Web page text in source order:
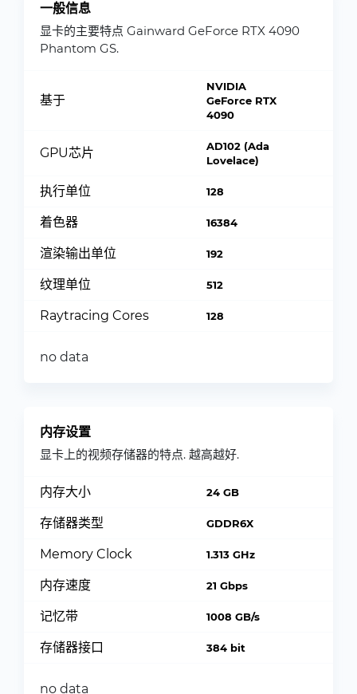
一般信息
显卡的主要特点 Gainward GeForce RTX 4090
Phantom GS.
基于
NVIDIA
GeForce RTX
4090
GPU芯片
AD102 (Ada
Lovelace)
执行单位 128
着色器 16384
渲染输出单位 192
纹理单位 512
Raytracing Cores 128
no data
内存设置
显卡上的视频存储器的特点. 越高越好.
内存大小 24 GB
存储器类型 GDDR6X
Memory Clock 1.313 GHz
内存速度 21 Gbps
记忆带 1008 GB/s
存储器接口 384 bit
no data